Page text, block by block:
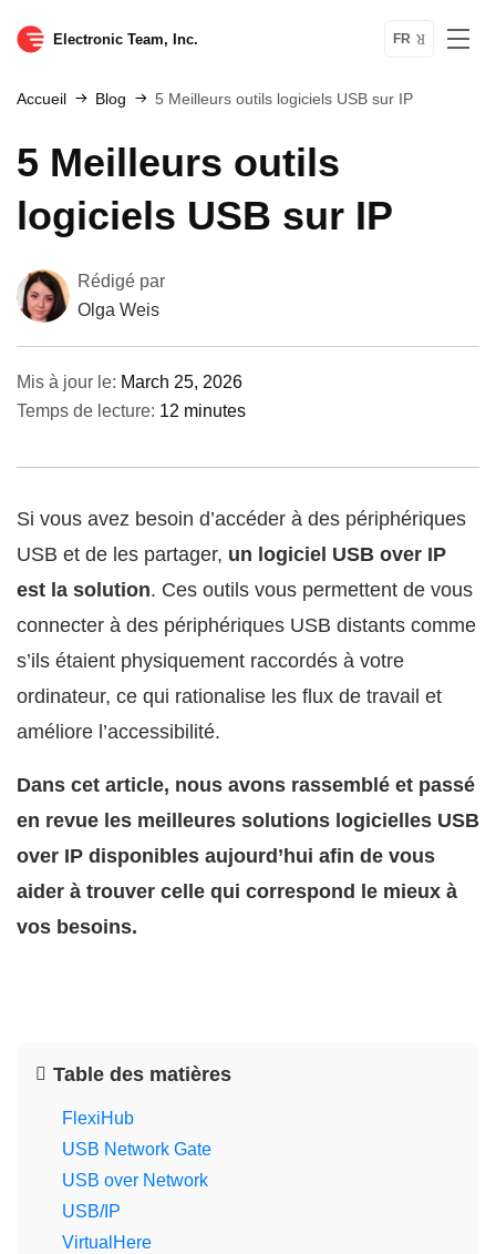
Electronic Team, Inc. FR
Accueil Blog 5 Meilleurs outils logiciels USB sur IP
5 Meilleurs outils
logiciels USB sur IP
Rédigé par
Olga Weis
Mis à jour le: March 25, 2026
Temps de lecture: 12 minutes
Si vous avez besoin d’accéder à des périphériques
USB et de les partager, un logiciel USB over IP
est la solution. Ces outils vous permettent de vous
connecter à des périphériques USB distants comme
s’ils étaient physiquement raccordés à votre
ordinateur, ce qui rationalise les flux de travail et
améliore l’accessibilité.
Dans cet article, nous avons rassemblé et passé
en revue les meilleures solutions logicielles USB
over IP disponibles aujourd’hui afin de vous
aider à trouver celle qui correspond le mieux à
vos besoins.
Table des matières
FlexiHub
USB Network Gate
USB over Network
USB/IP
VirtualHere